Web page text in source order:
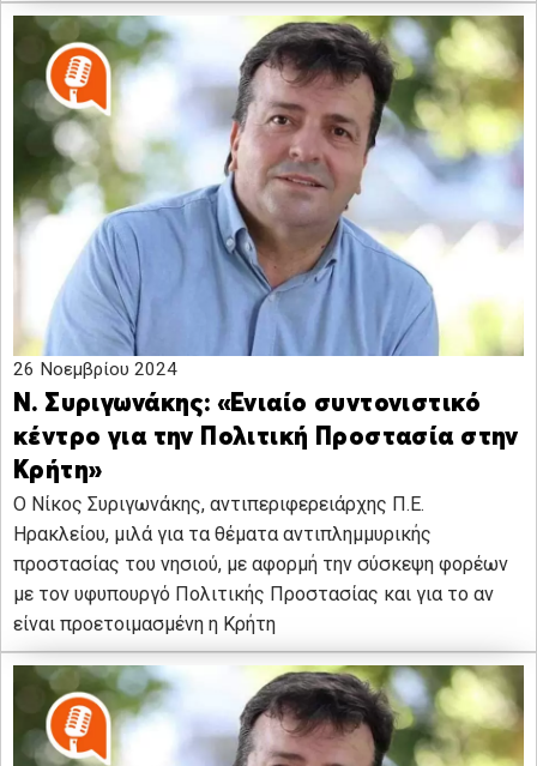
26 Νοεμβρίου 2024
Ν. Συριγωνάκης: «Ενιαίο συντονιστικό
κέντρο για την Πολιτική Προστασία στην
Κρήτη»
Ο Νίκος Συριγωνάκης, αντιπεριφερειάρχης Π.Ε.
Ηρακλείου, μιλά για τα θέματα αντιπλημμυρικής
προστασίας του νησιού, με αφορμή την σύσκεψη φορέων
με τον υφυπουργό Πολιτικής Προστασίας και για το αν
είναι προετοιμασμένη η Κρήτη